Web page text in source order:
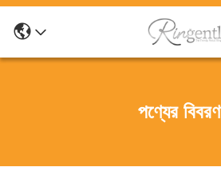
পণ্যের বিবরণ